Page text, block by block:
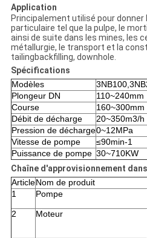
Application
Principalement utilisé pour
particulaire tel que la pulpe, le
ainsi de suite dans les mines, les
métallurgie, le transport et la
tailingbackfilling, downhole.
Spécifications
Modèles
Plongeur DN
110~240mm
Course
160~300mm
Débit de décharge
20~350m3/h
Pression de décharge0~12MPa
Vitesse de pompe
≤90min-1
Puissance de pompe 30~710KW
Chaîne d'approvisionnement
ArticleNom de produit
1
Pompe
2
Moteur